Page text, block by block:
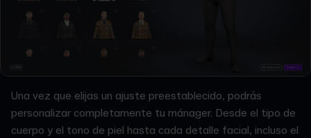
Una vez que elijas un ajuste preestablecido, podrás
personalizar completamente tu mánager. Desde el tipo de
cuerpo y el tono de piel hasta cada detalle facial, incluso el